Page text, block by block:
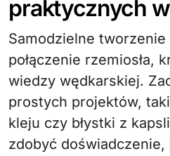
praktycznych
Samodzielne
połączenie rzemiosła,
wiedzy wędkarskiej.
prostych projektów,
kleju czy błystki z
zdobyć